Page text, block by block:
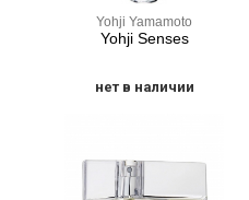
Yohji Yamamoto
Yohji Senses
нет в наличии